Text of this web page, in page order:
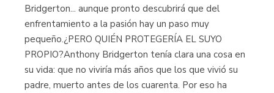
Bridgerton... aunque pronto descubrirá que del
enfrentamiento a la pasión hay un paso muy
pequeño.¿PERO QUIÉN PROTEGERÍA EL SUYO
PROPIO?Anthony Bridgerton tenía clara una cosa en
su vida: que no viviría más años que los que vivió su
padre, muerto antes de los cuarenta. Por eso ha